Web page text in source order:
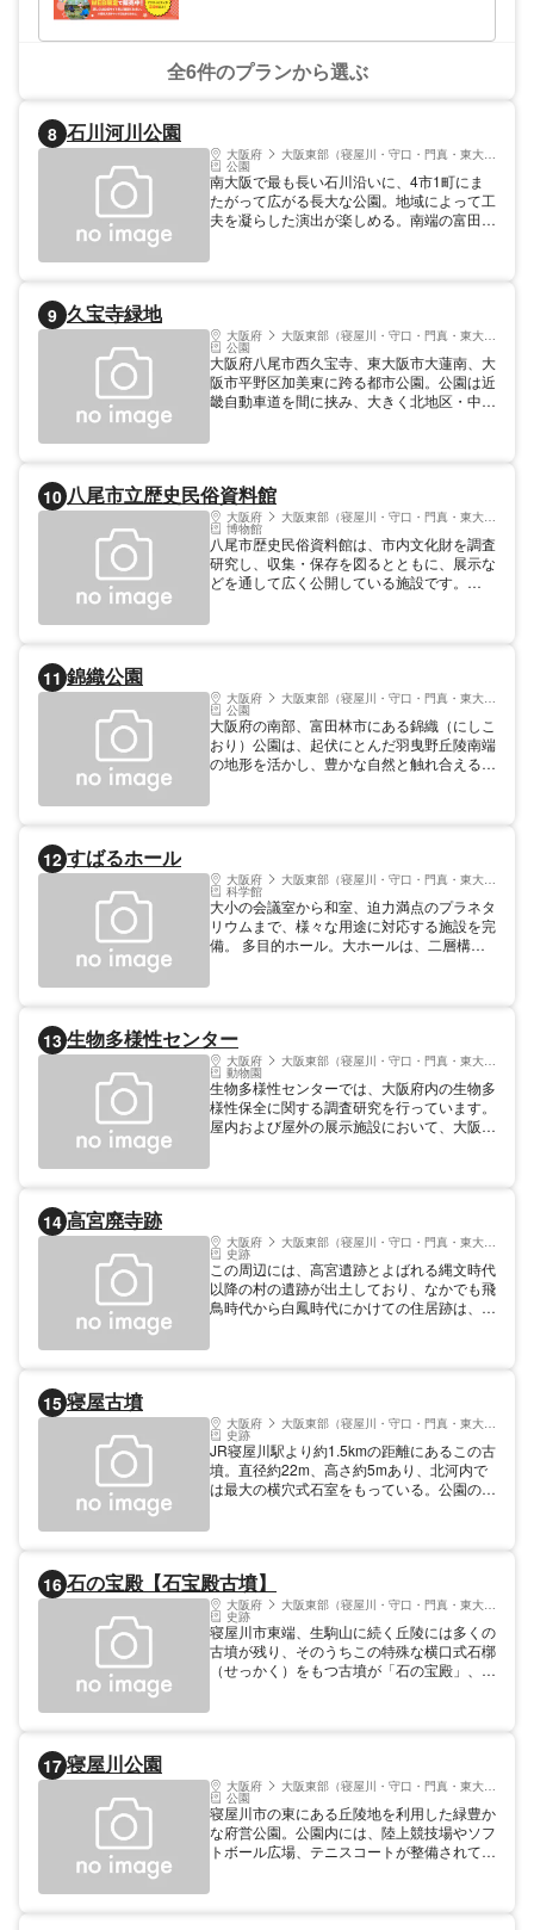
全6件のプランから選ぶ
8 石川河川公園
大阪府 大阪東部（寝屋川・守口・門真・東大阪）
公園
南大阪で最も長い石川沿いに、4市1町にま
たがって広がる長大な公園。地域によって工
夫を凝らした演出が楽しめる。南端の富田林
だ。一方、羽曳野地域には、カラフルな花畑
やスプリング遊具が並ぶ「あすか花回廊」、
石川の歴史を描いた遊歩道が続く「あすか歴
史の里」、藤井寺地区にはガラスタイルの遊
歩道が続く「星の広場」なども。柏原地域の
う。
9 久宝寺緑地
大阪府 大阪東部（寝屋川・守口・門真・東大阪）
公園
大阪府八尾市西久宝寺、東大阪市大蓮南、大
阪市平野区加美東に跨る都市公園。公園は近
畿自動車道を間に挟み、大きく北地区・中地
も広場（以上中地区）、プールや陸上競技
場、軟式野球場やスケートボードエリア（以
上東地区）などを備える。
10 八尾市立歴史民俗資料館
大阪府 大阪東部（寝屋川・守口・門真・東大阪）
博物館
八尾市歴史民俗資料館は、市内文化財を調査
研究し、収集・保存を図るとともに、展示な
どを通して広く公開している施設です。
11 錦織公園
大阪府 大阪東部（寝屋川・守口・門真・東大阪）
公園
大阪府の南部、富田林市にある錦織（にしこ
おり）公園は、起伏にとんだ羽曳野丘陵南端
の地形を活かし、豊かな自然と触れ合える憩
した「河内の里」などの施設のほか、梅や
桜、つつじなど季節の花々が咲き誇る散策路
も充実。子供からお年寄りまで楽しめ、「大
阪みどりの百選」にも選ばれている。季節ご
との「自然ふれあい教室」などのイベント
12 すばるホール
大阪府 大阪東部（寝屋川・守口・門真・東大阪）
科学館
大小の会議室から和室、迫力満点のプラネタ
リウムまで、様々な用途に対応する施設を完
備。 多目的ホール。大ホールは、二層構造
る。 【料金】 プログラムにより異なる
13 生物多様性センター
大阪府 大阪東部（寝屋川・守口・門真・東大阪）
動物園
生物多様性センターでは、大阪府内の生物多
様性保全に関する調査研究を行っています。
屋内および屋外の展示施設において、大阪府
実物を間近で観察できます。また、水生生物
の生態、分布、生息環境などの研修・相談に
も応じています。 【料金】 見学無料
14 高宮廃寺跡
大阪府 大阪東部（寝屋川・守口・門真・東大阪）
史跡
この周辺には、高宮遺跡とよばれる縄文時代
以降の村の遺跡が出土しており、なかでも飛
鳥時代から白鳳時代にかけての住居跡は、古
の史跡に指定されている。
15 寝屋古墳
大阪府 大阪東部（寝屋川・守口・門真・東大阪）
史跡
JR寝屋川駅より約1.5kmの距離にあるこの古
墳。直径約22m、高さ約5mあり、北河内で
は最大の横穴式石室をもっている。公園の北
広範な地域を治めた有力な豪族だと推定され
ている。
16 石の宝殿【石宝殿古墳】
大阪府 大阪東部（寝屋川・守口・門真・東大阪）
史跡
寝屋川市東端、生駒山に続く丘陵には多くの
古墳が残り、そのうちこの特殊な横口式石槨
（せっかく）をもつ古墳が「石の宝殿」、ま
は幅0.5mと狭い。横口式石槨は大阪府に約
20例あるが、全て石川流域に集中してお
り、石の宝殿だけが他より離れ、形式的にも
明日香村の鬼の厠（かわや）・鬼の俎（まな
いた）と同じく、非常に特異なもの。日本に
17 寝屋川公園
大阪府 大阪東部（寝屋川・守口・門真・東大阪）
公園
寝屋川市の東にある丘陵地を利用した緑豊か
な府営公園。公園内には、陸上競技場やソフ
トボール広場、テニスコートが整備されてい